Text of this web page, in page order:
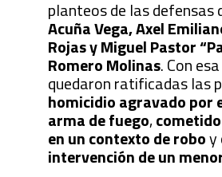
planteos de las defensas
Acuña Vega, Axel
Rojas y Miguel Pastor
Romero Molinas. Con
quedaron ratificadas las
homicidio agravado por
arma de fuego,
en un contexto de roboy
intervención de un